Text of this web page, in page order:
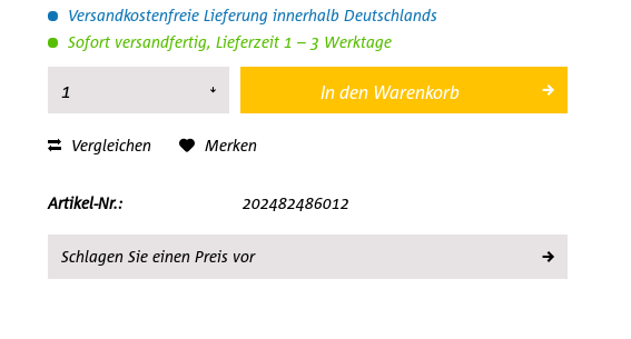
Versandkostenfreie Lieferung innerhalb Deutschlands
Sofort versandfertig, Lieferzeit 1 – 3 Werktage
In den Warenkorb
Vergleichen Merken
Artikel-Nr.: 202482486012
Schlagen Sie einen Preis vor